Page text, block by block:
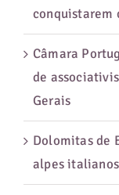
conquistarem
Câmara
de
Gerais
Dolomitas de
alpes italianos